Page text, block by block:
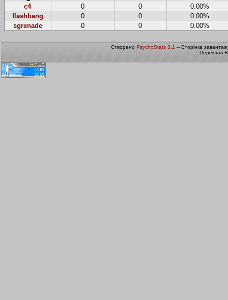
c4
0 0
0.00%
flashbang
0 0
0.00%
sgrenade
0 0 0.00%
Створено PsychoStats 3.1 -- Сторінка
Переклав